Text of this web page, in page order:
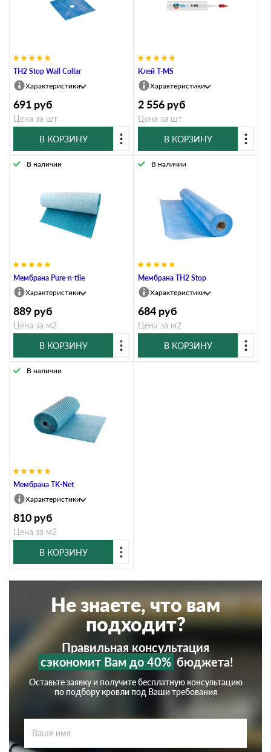
TH2 Stop Wall Collar
Характеристики
691 руб
Цена за шт
В КОРЗИНУ
Клей T-MS
Характеристики
2 556 руб
Цена за шт
В КОРЗИНУ
Мембрана Pure-n-tile
В наличии
Характеристики
889 руб
Цена за м2
В КОРЗИНУ
Мембрана TH2 Stop
В наличии
Характеристики
684 руб
Цена за м2
В КОРЗИНУ
Мембрана TK-Net
В наличии
Характеристики
810 руб
Цена за м2
В КОРЗИНУ
Не знаете, что вам
подходит?
Правильная консультация
сэкономит Вам до 40% бюджета!
Оставьте заявку и получите бесплатную консультацию
по подбору кровли под Ваши требования